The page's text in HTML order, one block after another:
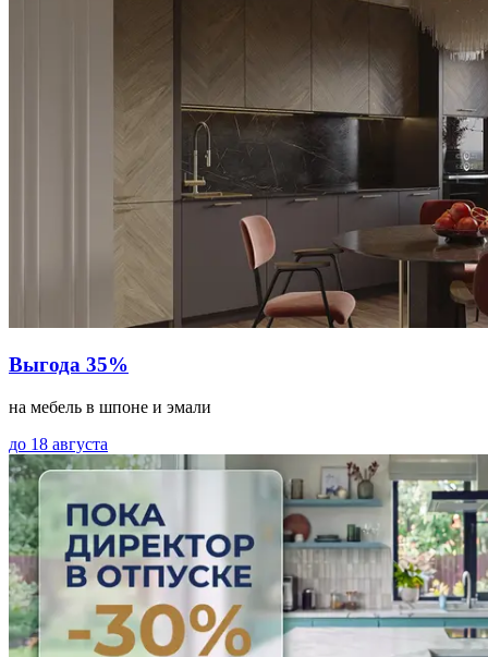
Выгода 35%
на мебель в шпоне и эмали
до 18 августа